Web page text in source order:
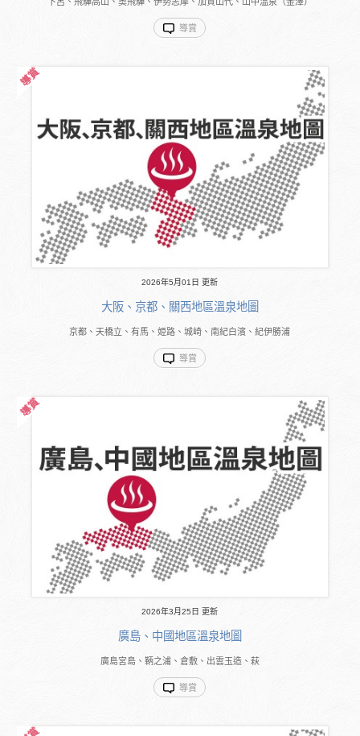
導賞
2026年5月01日 更新
大阪、京都、關西地區溫泉地圖
京都、天橋立、有馬、姫路、城崎、南紀白濱、紀伊勝浦
導賞
2026年3月25日 更新
廣島、中國地區溫泉地圖
廣島宮島、鞆之浦、倉敷、出雲玉造、萩
導賞